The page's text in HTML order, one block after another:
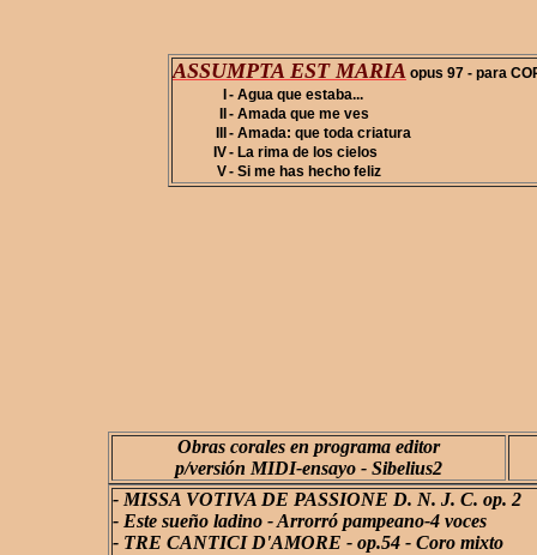
ASSUMPTA EST MARIA opus 97 - para
- Agua que estaba...
- Amada que me ves
- Amada: que toda criatura
IV- La rima de los cielos
V- Si me has hecho feliz
Obras corales en programa editor
p/versión MIDI-ensayo - Sibelius2
- MISSA VOTIVA DE PASSIONE D. N. J. C. op. 2
- Este sueño ladino - Arrorró pampeano-4 voces
- TRE CANTICI D'AMORE - op.54 - Coro mixto